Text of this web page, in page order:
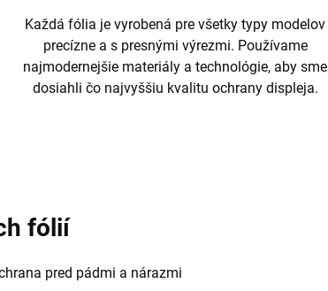
Každá fólia je vyrobená pre všetky typy modelov
precízne a s presnými výrezmi. Používame
najmodernejšie materiály a technológie, aby sme
dosiahli čo najvyššiu kvalitu ochrany displeja.
fólií
pred pádmi a nárazmi